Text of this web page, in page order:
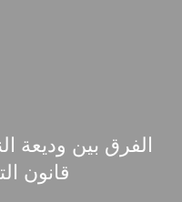
الفرق بين وديعة
قانون